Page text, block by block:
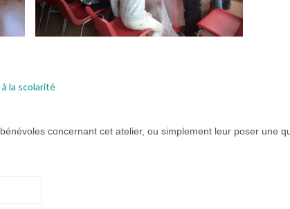
la scolarité
concernant cet atelier, ou simplement leur poser une